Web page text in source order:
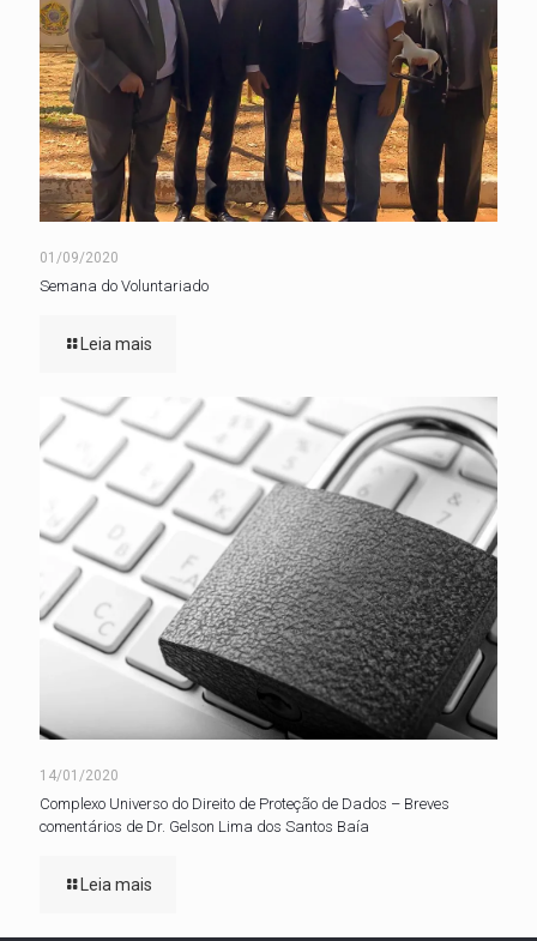
01/09/2020
Semana do Voluntariado
Leia mais
14/01/2020
Complexo Universo do Direito de Proteção de Dados – Breves
comentários de Dr. Gelson Lima dos Santos Baía
Leia mais